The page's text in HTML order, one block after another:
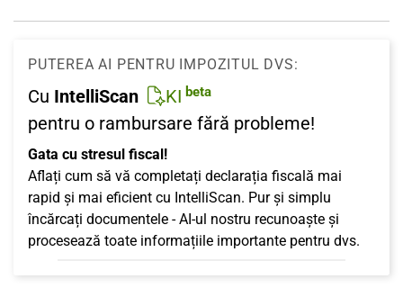
PUTEREA AI PENTRU IMPOZITUL DVS:
Cu IntelliScan KI beta
pentru o rambursare fără probleme!
Gata cu stresul fiscal!
Aflați cum să vă completați declarația fiscală mai
rapid și mai eficient cu IntelliScan. Pur și simplu
încărcați documentele - AI-ul nostru recunoaște și
procesează toate informațiile importante pentru dvs.